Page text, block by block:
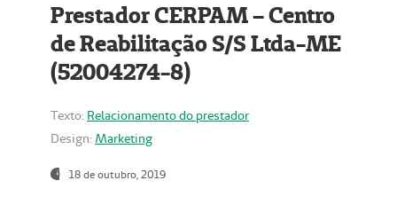
Prestador CERPAM – Centro
de Reabilitação S/S Ltda-ME
(52004274-8)
Texto: Relacionamento do prestador
Design: Marketing
18 de outubro, 2019